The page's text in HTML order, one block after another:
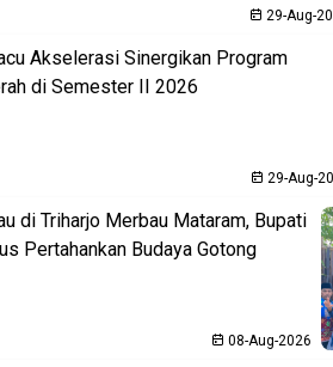
29-Aug-
Akselerasi Sinergikan Program
di Semester II 2026
29-Aug-
di Triharjo Merbau Mataram, Bupati
Pertahankan Budaya Gotong
08-Aug-2026